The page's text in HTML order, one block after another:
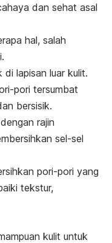
dan sehat asal
hal, salah
di lapisan luar kulit.
pori tersumbat
bersisik.
rajin
sel-sel
pori-pori yang
tekstur,
kulit untuk